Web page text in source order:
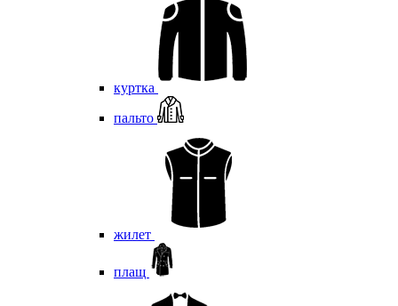
куртка
пальто
жилет
плащ